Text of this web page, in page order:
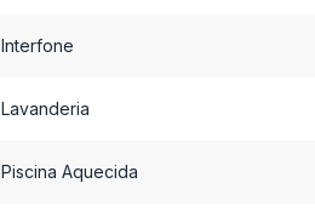
Interfone
Lavanderia
Piscina Aquecida